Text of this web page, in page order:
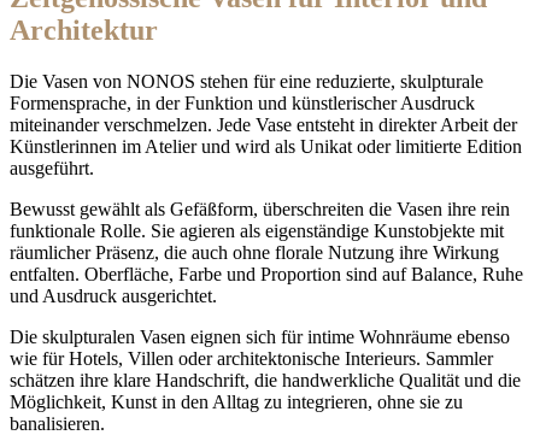
Architektur
Die Vasen von NONOS stehen für eine reduzierte, skulpturale
Formensprache, in der Funktion und künstlerischer Ausdruck
miteinander verschmelzen. Jede Vase entsteht in direkter Arbeit der
Künstlerinnen im Atelier und wird als Unikat oder limitierte Edition
ausgeführt.
Bewusst gewählt als Gefäßform, überschreiten die Vasen ihre rein
funktionale Rolle. Sie agieren als eigenständige Kunstobjekte mit
räumlicher Präsenz, die auch ohne florale Nutzung ihre Wirkung
entfalten. Oberfläche, Farbe und Proportion sind auf Balance, Ruhe
und Ausdruck ausgerichtet.
Die skulpturalen Vasen eignen sich für intime Wohnräume ebenso
wie für Hotels, Villen oder architektonische Interieurs. Sammler
schätzen ihre klare Handschrift, die handwerkliche Qualität und die
Möglichkeit, Kunst in den Alltag zu integrieren, ohne sie zu
banalisieren.